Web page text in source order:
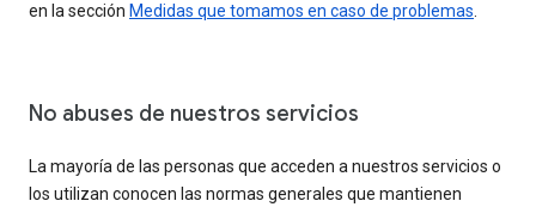
en la sección Medidas que tomamos en caso de problemas.
No abuses de nuestros servicios
La mayoría de las personas que acceden a nuestros servicios o
los utilizan conocen las normas generales que mantienen